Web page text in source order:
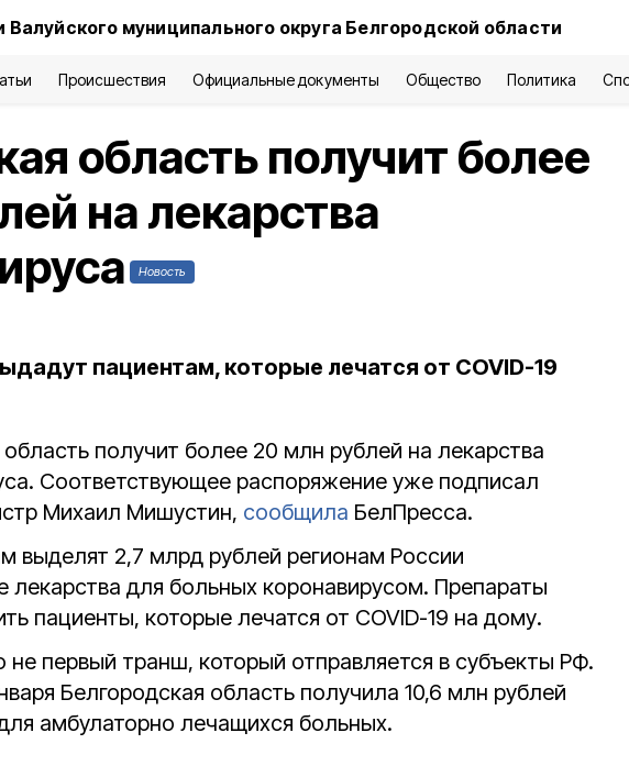
Валуйского муниципального округа Белгородской области
Происшествия Официальные документы Общество Политика
область получит более
на лекарства
Новость
пациентам, которые лечатся от COVID-19
получит более 20 млн рублей на лекарства
Соответствующее распоряжение уже подписал
Михаил Мишустин, сообщила БелПресса.
выделят 2,7 млрд рублей регионам России
лекарства для больных коронавирусом. Препараты
пациенты, которые лечатся от COVID-19 на дому.
не первый транш, который отправляется в субъекты РФ.
Белгородская область получила 10,6 млн рублей
амбулаторно лечащихся больных.